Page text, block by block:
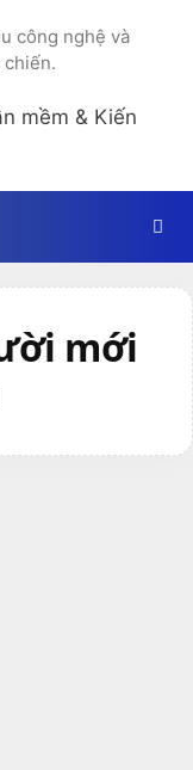
công nghệ và
chiến.
mới